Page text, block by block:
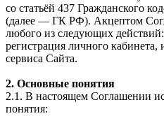
со статьёй 437 Гражданского
(далее — ГК РФ). Акцептом
любого из следующих
регистрация личного кабинета,
сервиса Сайта.
2. Основные понятия
2.1. В настоящем Соглашении
понятия: